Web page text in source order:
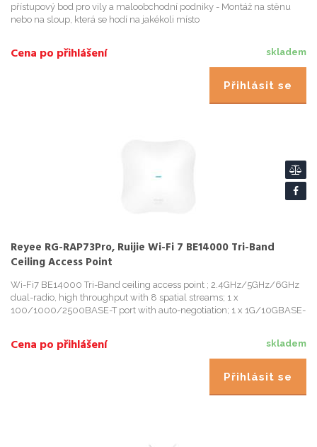
přístupový bod pro vily a maloobchodní podniky - Montáž na stěnu
nebo na sloup, která se hodí na jakékoli místo
skladem
Cena po přihlášení
Přihlásit se
Reyee RG-RAP73Pro, Ruijie Wi-Fi 7 BE14000 Tri-Band
Ceiling Access Point
Wi-Fi7 BE14000 Tri-Band ceiling access point ; 2.4GHz/5GHz/6GHz
dual-radio, high throughput with 8 spatial streams; 1 x
100/1000/2500BASE-T port with auto-negotiation; 1 x 1G/10GBASE-
skladem
Cena po přihlášení
Přihlásit se